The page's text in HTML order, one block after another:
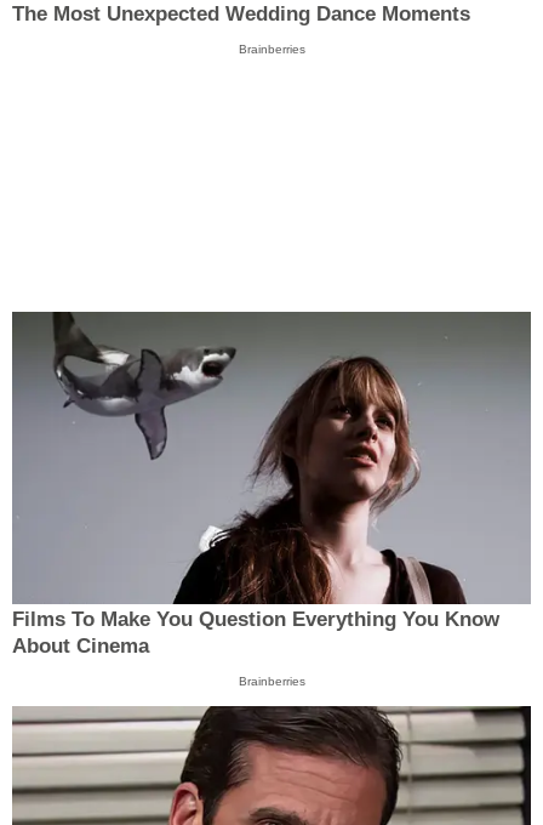
The Most Unexpected Wedding Dance Moments
Brainberries
Films To Make You Question Everything You Know
About Cinema
Brainberries